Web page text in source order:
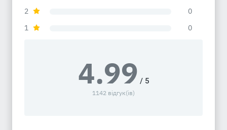
2
0
1
0
4.99 / 5
1142 відгук(ів)